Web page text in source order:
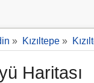
» Kızıltepe »
Haritası